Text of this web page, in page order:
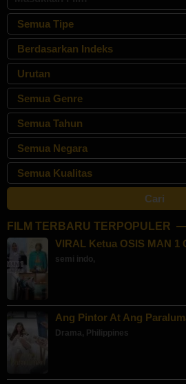
FILM TERBARU TERPOPULER
VIRAL Ketua OSIS MAN
semi indo,
Ang Pintor At Ang
Drama, Philippines